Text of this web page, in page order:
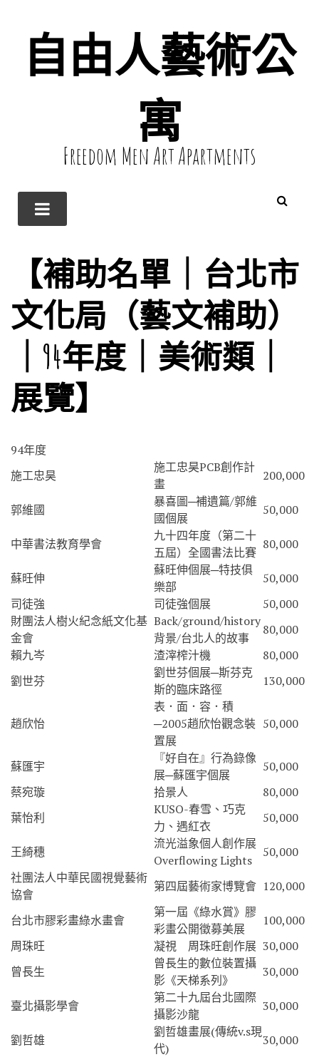
自由人藝術公
寓
Freedom Men Art Apartments
【補助名單｜台北市
文化局（藝文補助）
｜94年度｜美術類｜
展覽】
94年度
施工忠昊
施工忠昊PCB創作計
畫
200,000
郭維國
暴喜圖─補遺篇/郭維
國個展
50,000
中華書法教育學會
九十四年度（第二十
五屆）全國書法比賽
80,000
蘇旺伸
蘇旺伸個展─特技俱
樂部
50,000
司徒強
司徒強個展
50,000
財團法人樹火紀念紙文化基
金會
Back/ground/history
背景/台北人的故事
80,000
賴九岑
渣滓榨汁機
80,000
劉世芬
劉世芬個展─斯芬克
斯的臨床路徑
130,000
趙欣怡
表．面．容．積
─2005趙欣怡觀念裝
置展
50,000
蘇匯宇
『好自在』行為錄像
展─蘇匯宇個展
50,000
蔡宛璇
拾景人
80,000
葉怡利
KUSO-春雪、巧克
力、遇紅衣
50,000
王綺穗
流光溢象個人創作展
Overflowing Lights
50,000
社團法人中華民國視覺藝術
協會
第四屆藝術家博覽會 120,000
台北市膠彩畫綠水畫會
第一屆《綠水賞》膠
彩畫公開徵募美展
100,000
周珠旺
凝視 周珠旺創作展 30,000
曾長生
曾長生的數位裝置攝
影《天梯系列》
30,000
臺北攝影學會
第二十九屆台北國際
攝影沙龍
30,000
劉哲雄
劉哲雄畫展(傳統v.s現
代)
30,000